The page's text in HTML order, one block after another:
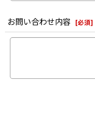
お問い合わせ内容 [必須]